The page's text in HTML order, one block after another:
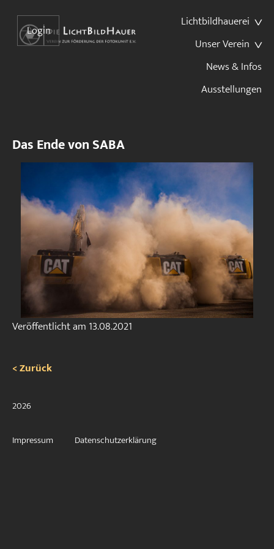
Lichtbildhauerei
Unser Verein
News & Infos
Ausstellungen
Login
Das Ende von SABA
Veröffentlicht am 13.08.2021
< Zurück
2026
Impressum Datenschutzerklärung